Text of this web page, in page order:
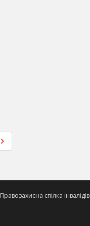
Правозахисна спілка інвалідів